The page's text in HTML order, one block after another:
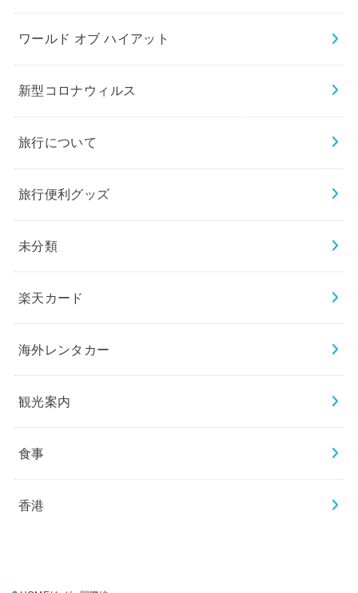
ワールド オブ ハイアット
新型コロナウィルス
旅行について
旅行便利グッズ
未分類
楽天カード
海外レンタカー
観光案内
食事
香港